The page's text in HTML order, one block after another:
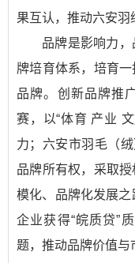
果互认，推动六安羽
品牌是影响力
牌培育体系，培育
品牌。创新品牌推
赛，以“体育 产业
力；六安市羽毛（
品牌所有权，采取
模化、品牌化发展
企业获得“皖质贷”
题，推动品牌价值与